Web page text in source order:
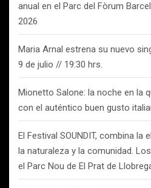
anual en el Parc del Fòrum
2026
Maria Arnal estrena su nuevo
9 de julio // 19:30 hrs.
Mionetto Salone: la noche en la
con el auténtico buen gusto
El Festival SOUNDIT, combina la
la naturaleza y la comunidad.
el Parc Nou de El Prat de